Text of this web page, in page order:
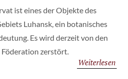
ist eines der Objekte des
Luhansk, ein botanisches
Es wird derzeit von den
Föderation zerstört.
Weiterlesen